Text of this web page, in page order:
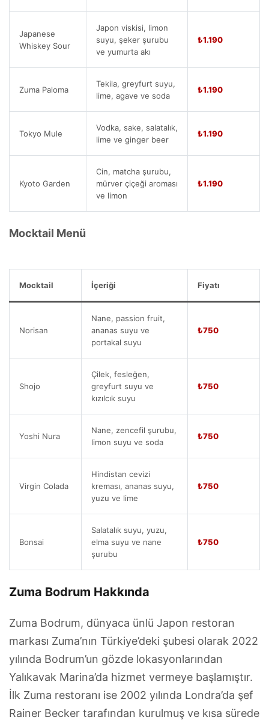
Japanese
Whiskey Sour
Japon viskisi, limon
suyu, şeker şurubu
ve yumurta akı
₺1.190
Zuma Paloma
Tekila, greyfurt suyu,
lime, agave ve soda
₺1.190
Tokyo Mule
Vodka, sake, salatalık,
lime ve ginger beer
₺1.190
Kyoto Garden
Cin, matcha şurubu,
mürver çiçeği aroması
ve limon
₺1.190
Mocktail Menü
Mocktail İçeriği Fiyatı
Norisan
Nane, passion fruit,
ananas suyu ve
portakal suyu
₺750
Shojo
Çilek, fesleğen,
greyfurt suyu ve
kızılcık suyu
₺750
Yoshi Nura
Nane, zencefil şurubu,
limon suyu ve soda
₺750
Virgin Colada
Hindistan cevizi
kreması, ananas suyu,
yuzu ve lime
₺750
Bonsai
Salatalık suyu, yuzu,
elma suyu ve nane
şurubu
₺750
Zuma Bodrum Hakkında
Zuma Bodrum, dünyaca ünlü Japon restoran
markası Zuma’nın Türkiye’deki şubesi olarak 2022
yılında Bodrum’un gözde lokasyonlarından
Yalıkavak Marina’da hizmet vermeye başlamıştır.
İlk Zuma restoranı ise 2002 yılında Londra’da şef
Rainer Becker tarafından kurulmuş ve kısa sürede